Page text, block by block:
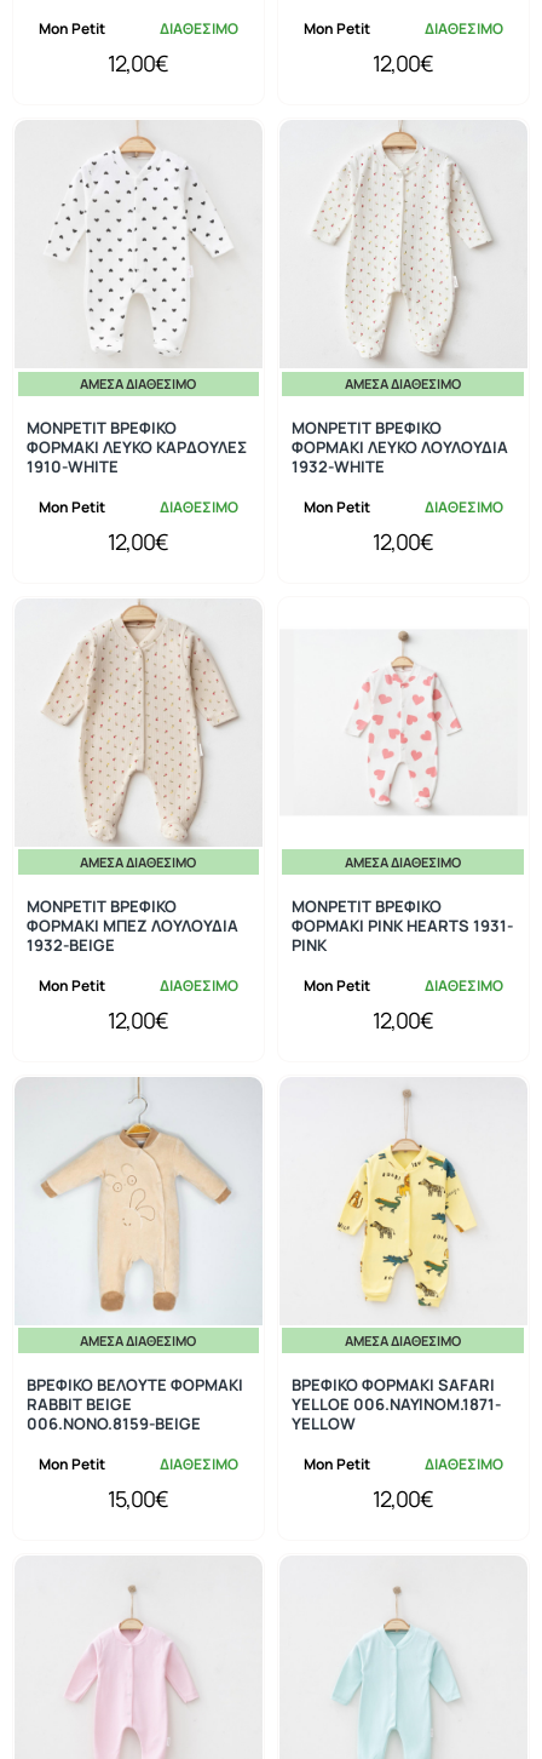
Mon Petit ΔΙΑΘΕΣΙΜΟ
12,00€
Mon Petit ΔΙΑΘΕΣΙΜΟ
12,00€
ΆΜΕΣΑ ΔΙΑΘΈΣΙΜΟ
Mon Petit ΔΙΑΘΕΣΙΜΟ
MONPETIT ΒΡΕΦΙΚΟ
ΦΟΡΜΑΚΙ ΛΕΥΚΟ ΚΑΡΔΟΥΛΕΣ
1910-WHITE
12,00€
ΆΜΕΣΑ ΔΙΑΘΈΣΙΜΟ
Mon Petit ΔΙΑΘΕΣΙΜΟ
MONPETIT ΒΡΕΦΙΚΟ
ΦΟΡΜΑΚΙ ΛΕΥΚΟ ΛΟΥΛΟΥΔΙΑ
1932-WHITE
12,00€
ΆΜΕΣΑ ΔΙΑΘΈΣΙΜΟ
Mon Petit ΔΙΑΘΕΣΙΜΟ
MONPETIT ΒΡΕΦΙΚΟ
ΦΟΡΜΑΚΙ ΜΠΕΖ ΛΟΥΛΟΥΔΙΑ
1932-BEIGE
12,00€
ΆΜΕΣΑ ΔΙΑΘΈΣΙΜΟ
Mon Petit ΔΙΑΘΕΣΙΜΟ
MONPETIT ΒΡΕΦΙΚΟ
ΦΟΡΜΑΚΙ PINK HEARTS 1931-
PINK
12,00€
ΆΜΕΣΑ ΔΙΑΘΈΣΙΜΟ
Mon Petit ΔΙΑΘΕΣΙΜΟ
ΒΡΕΦΙΚΟ ΒΕΛΟΥΤΕ ΦΟΡΜΑΚΙ
RABBIT BEIGE
006.NONO.8159-BEIGE
15,00€
ΆΜΕΣΑ ΔΙΑΘΈΣΙΜΟ
Mon Petit ΔΙΑΘΕΣΙΜΟ
ΒΡΕΦΙΚΟ ΦΟΡΜΑΚΙ SAFARI
YELLOE 006.NAYINOM.1871-
YELLOW
12,00€